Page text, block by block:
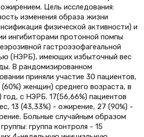
Цель исследования:
изменения образа жизни
физической активности) и
ингибиторами протонной помпы
гастроэзофагеальной
(НЭРБ), имеющих избыточный вес
В рандомизированном
приняли участие 30 пациентов,
женщин) среднего возраста, в
год, с НЭРБ. 17(56,66%) пациентов
13 (43,33%) - ожирение, 27 (90%) -
Больные случайным образом
группа контроля - 15